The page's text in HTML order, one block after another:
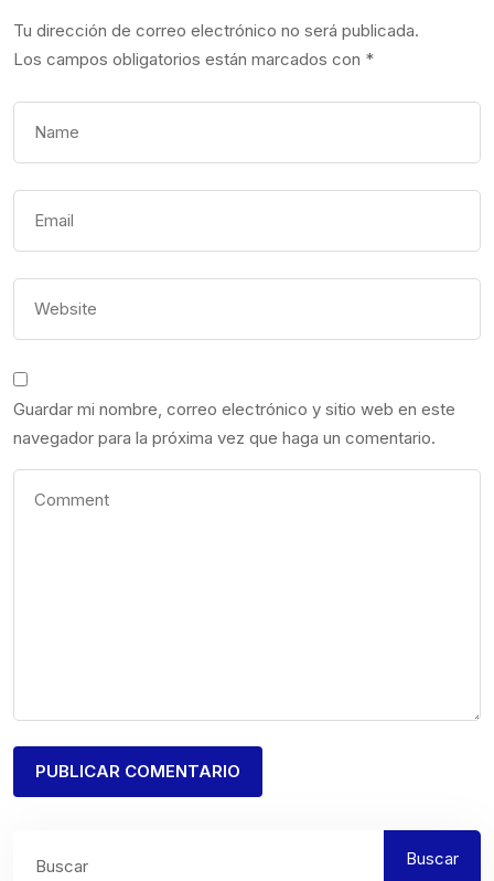
Tu dirección de correo electrónico no será publicada.
Los campos obligatorios están marcados con *
Guardar mi nombre, correo electrónico y sitio web en este
navegador para la próxima vez que haga un comentario.
Buscar Buscar